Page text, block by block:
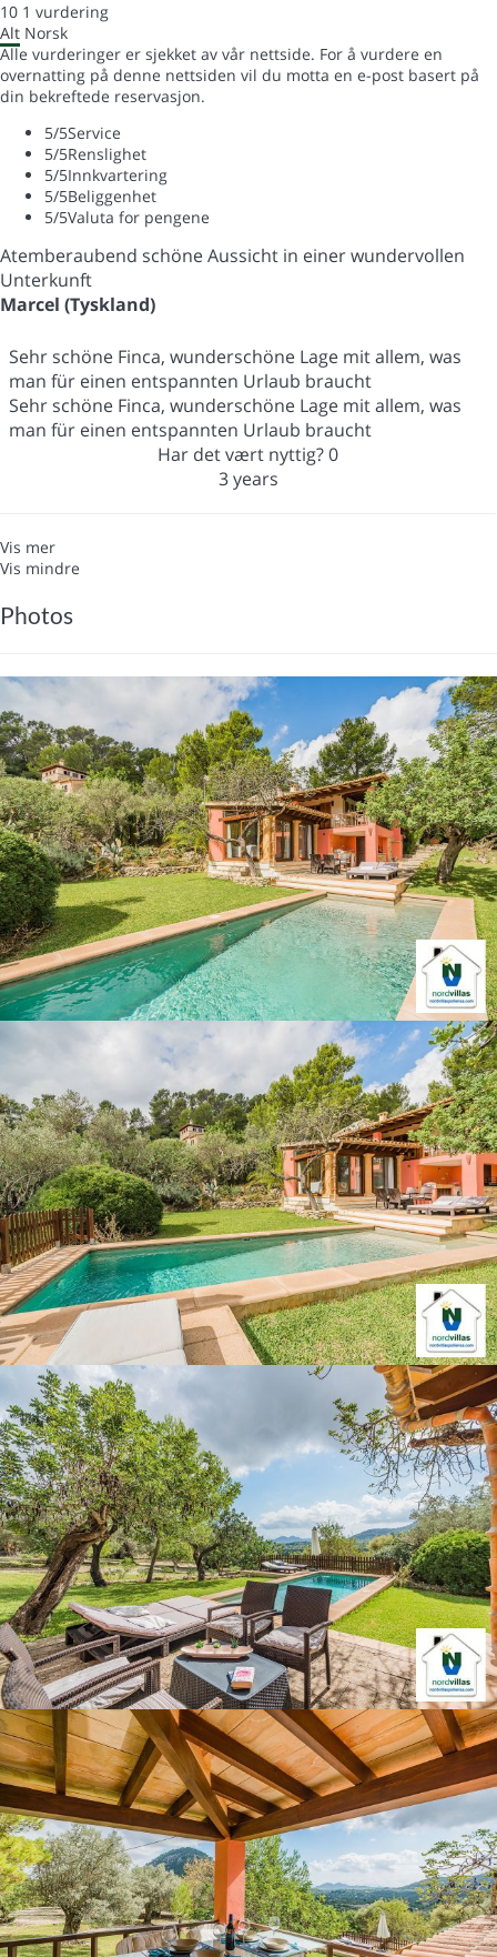
10 1 vurdering
Alt Norsk
Alle vurderinger er sjekket av vår nettside. For å vurdere en
overnatting på denne nettsiden vil du motta en e-post basert på
din bekreftede reservasjon.
5/5Service
5/5Renslighet
5/5Innkvartering
5/5Beliggenhet
5/5Valuta for pengene
Atemberaubend schöne Aussicht in einer wundervollen
Unterkunft
Marcel (Tyskland)
Sehr schöne Finca, wunderschöne Lage mit allem, was
man für einen entspannten Urlaub braucht
Sehr schöne Finca, wunderschöne Lage mit allem, was
man für einen entspannten Urlaub braucht
Har det vært nyttig?0
3 years
Vis mer
Vis mindre
Photos